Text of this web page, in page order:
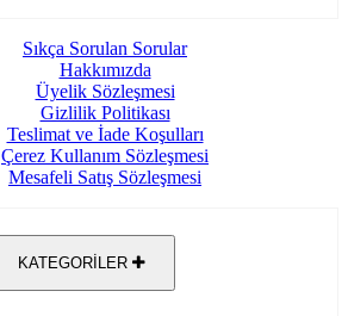
Sıkça Sorulan Sorular
Hakkımızda
Üyelik Sözleşmesi
Gizlilik Politikası
Teslimat ve İade Koşulları
Çerez Kullanım Sözleşmesi
Mesafeli Satış Sözleşmesi
KATEGORİLER